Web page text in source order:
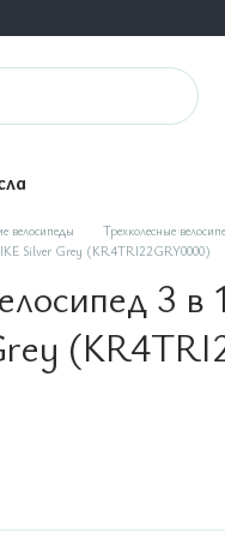
велосипеды
Трехколесные
Silver Grey (KR4TRI22GRY0000)
3